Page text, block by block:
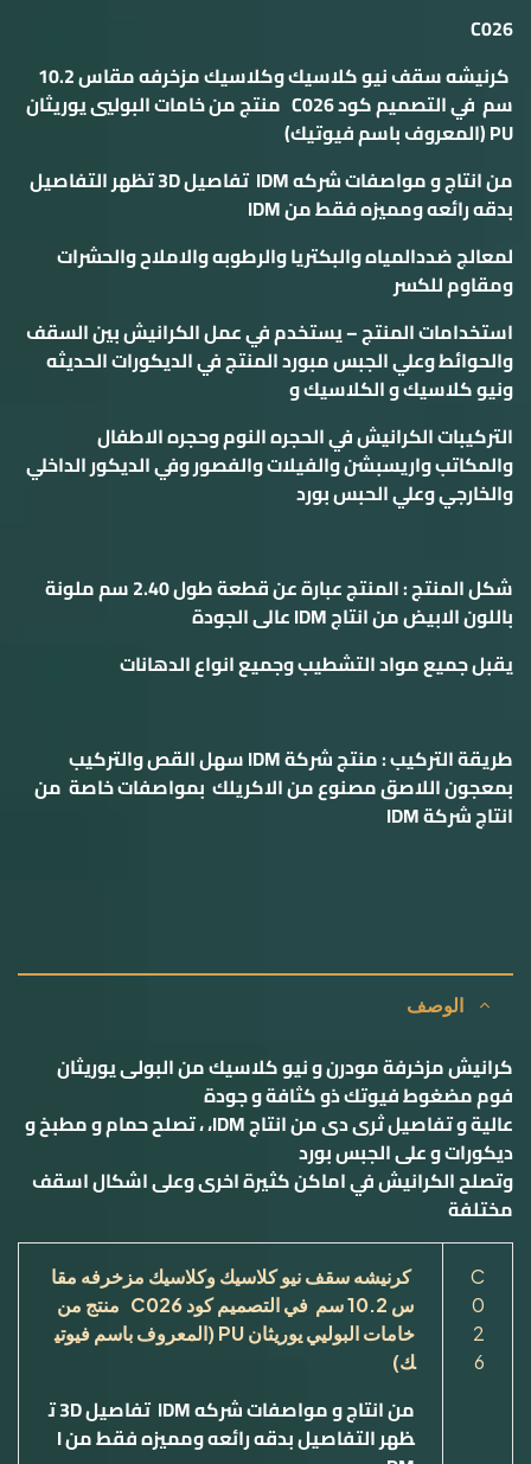
C026
كرنيشه سقف نيو كلاسيك وكلاسيك مزخرفه مقاس 10.2
سم في التصميم كود C026 منتج من خامات البوليي يوريثان
PU (المعروف باسم فيوتيك)
من انتاج و مواصفات شركه IDM تفاصيل 3D تظهر التفاصيل
بدقه رائعه ومميزه فقط من IDM
لمعالج ضددالمياه والبكتريا والرطوبه والاملاح والحشرات
ومقاوم للكسر
استخدامات المنتج – يستخدم في عمل الكرانيش بين السقف
والحوائط وعلي الجبس مبورد المنتج في الديكورات الحديثه
ونيو كلاسيك و الكلاسيك و
التركيبات الكرانيش في الحجره النوم وحجره الاطفال
والمكاتب واريسبشن والفيلات والفصور وفي الديكور الداخلي
والخارجي وعلي الحبس بورد
شكل المنتج : المنتج عبارة عن قطعة طول 2.40 سم ملونة
باللون الابيض من انتاج IDM عالى الجودة
يقبل جميع مواد التشطيب وجميع انواع الدهانات
طريقة التركيب : منتج شركة IDM سهل القص والتركيب
بمعجون اللاصق مصنوع من الاكريلك بمواصفات خاصة من
انتاج شركة IDM
الوصف
کرانیش مزخرفة مودرن و نیو كلاسيك من البولی یوریثان
فوم مضغوط فيوتك ذو كثافة و جودة
عالية و تفاصيل ثرى دى من انتاج IDM، ، تصلح حمام و مطبخ و
ديكورات و على الجبس بورد
وتصلح الكرانيش في اماكن كثيرة اخرى وعلى اشكال اسقف
مختلفة
C
0
2
6
كرنيشه سقف نيو كلاسيك وكلاسيك مزخرفه مقا
س 10.2سم في التصميم كودC026 منتج من
خامات البوليي يوريثانPU(المعروف باسم فيوتي
ك)
من انتاج و مواصفات شركهIDM تفاصيل3Dت
ظهر التفاصيل بدقه رائعه ومميزه فقط منI